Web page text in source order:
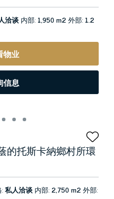
洽谈 内部: 1,950 m2外部: 1.2
物业
信息
的托斯卡納鄉村所環
私人洽谈 内部: 2,750 m2外部: